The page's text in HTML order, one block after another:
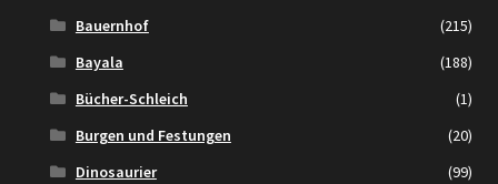
Bauernhof
(215)
Bayala
(188)
Bücher-Schleich
(1)
Burgen und Festungen
(20)
Dinosaurier
(99)